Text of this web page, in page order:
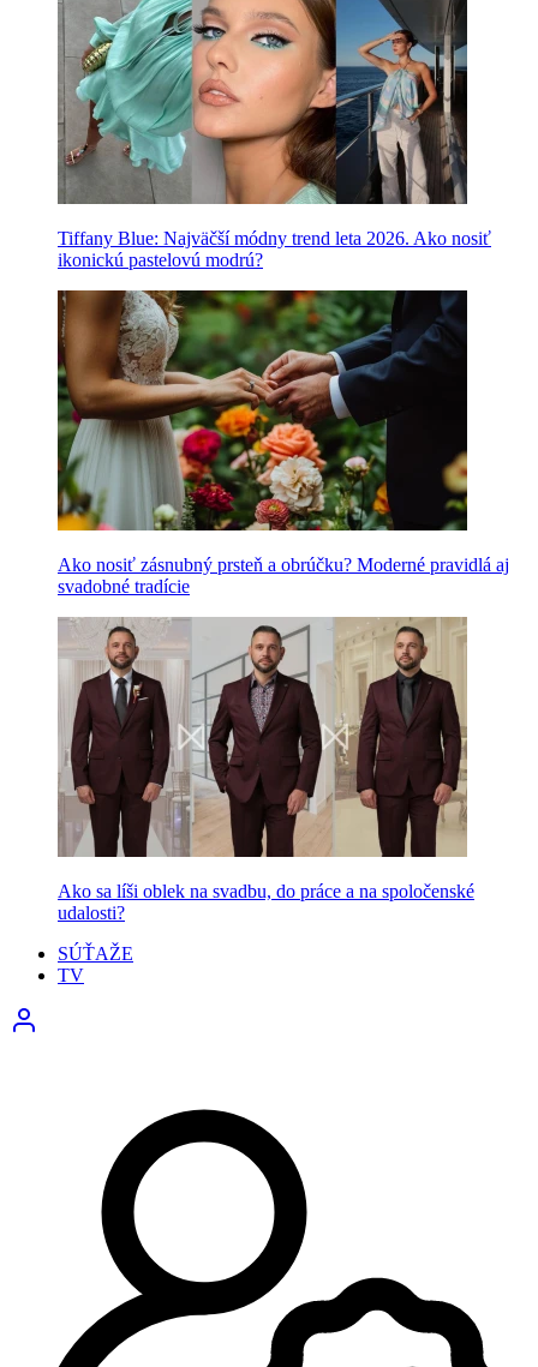
Tiffany Blue: Najväčší módny trend leta 2026. Ako nosiť
ikonickú pastelovú modrú?
Ako nosiť zásnubný prsteň a obrúčku? Moderné pravidlá aj
svadobné tradície
Ako sa líši oblek na svadbu, do práce a na spoločenské
udalosti?
SÚŤAŽE
TV